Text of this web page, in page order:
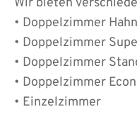
• Doppelzimmer
• Doppelzimmer
• Doppelzimmer
• Doppelzimmer
• Einzelzimmer